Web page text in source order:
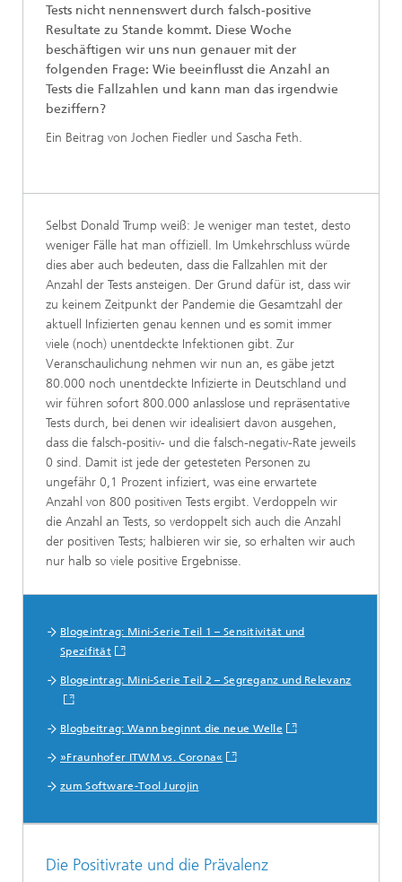
Tests nicht nennenswert durch falsch-positive
Resultate zu Stande kommt. Diese Woche
beschäftigen wir uns nun genauer mit der
folgenden Frage: Wie beeinflusst die Anzahl an
Tests die Fallzahlen und kann man das irgendwie
beziffern?
Ein Beitrag von Jochen Fiedler und Sascha Feth.
Selbst Donald Trump weiß: Je weniger man testet, desto
weniger Fälle hat man offiziell. Im Umkehrschluss würde
dies aber auch bedeuten, dass die Fallzahlen mit der
Anzahl der Tests ansteigen. Der Grund dafür ist, dass wir
zu keinem Zeitpunkt der Pandemie die Gesamtzahl der
aktuell Infizierten genau kennen und es somit immer
viele (noch) unentdeckte Infektionen gibt. Zur
Veranschaulichung nehmen wir nun an, es gäbe jetzt
80.000 noch unentdeckte Infizierte in Deutschland und
wir führen sofort 800.000 anlasslose und repräsentative
Tests durch, bei denen wir idealisiert davon ausgehen,
dass die falsch-positiv- und die falsch-negativ-Rate jeweils
0 sind. Damit ist jede der getesteten Personen zu
ungefähr 0,1 Prozent infiziert, was eine erwartete
Anzahl von 800 positiven Tests ergibt. Verdoppeln wir
die Anzahl an Tests, so verdoppelt sich auch die Anzahl
der positiven Tests; halbieren wir sie, so erhalten wir auch
nur halb so viele positive Ergebnisse.
Mehr Informationen
Blogeintrag: Mini-Serie Teil 1 – Sensitivität und
Spezifität
Blogeintrag: Mini-Serie Teil 2 – Segreganz und Relevanz
Blogbeitrag: Wann beginnt die neue Welle
»Fraunhofer ITWM vs. Corona«
zum Software-Tool Jurojin
Die Positivrate und die Prävalenz